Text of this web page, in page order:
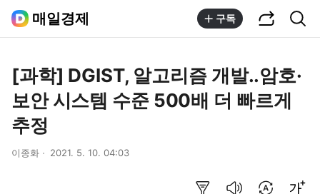
매일경제 구독
[과학] DGIST, 알고리즘 개발..암호·
보안 시스템 수준 500배 더 빠르게
추정
이종화 2021. 5. 10. 04:03